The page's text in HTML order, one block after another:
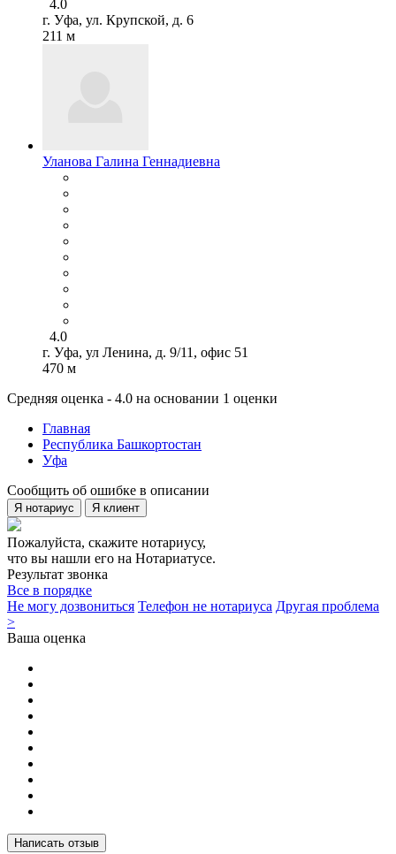
4.0
г. Уфа, ул. Крупской, д. 6
211 м
Уланова Галина Геннадиевна
4.0
г. Уфа, ул Ленина, д. 9/11, офис 51
470 м
Средняя оценка - 4.0 на основании 1 оценки
Главная
Республика Башкортостан
Уфа
Сообщить об ошибке в описании
Я нотариус Я клиент
Пожалуйста, скажите нотариусу,
что вы нашли его на Нотариатусе.
Результат звонка
Все в порядке
Не могу дозвониться Телефон не нотариуса Другая проблема
>
Ваша оценка
Написать отзыв